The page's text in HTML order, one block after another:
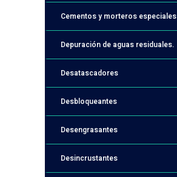
Cementos y morteros especiales
Depuración de aguas residuales.
Desatascadores
Desbloqueantes
Desengrasantes
Desincrustantes